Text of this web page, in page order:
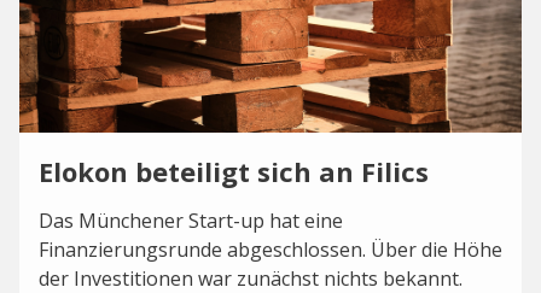
Elokon beteiligt sich an Filics
Das Münchener Start-up hat eine
Finanzierungsrunde abgeschlossen. Über die Höhe
der Investitionen war zunächst nichts bekannt.